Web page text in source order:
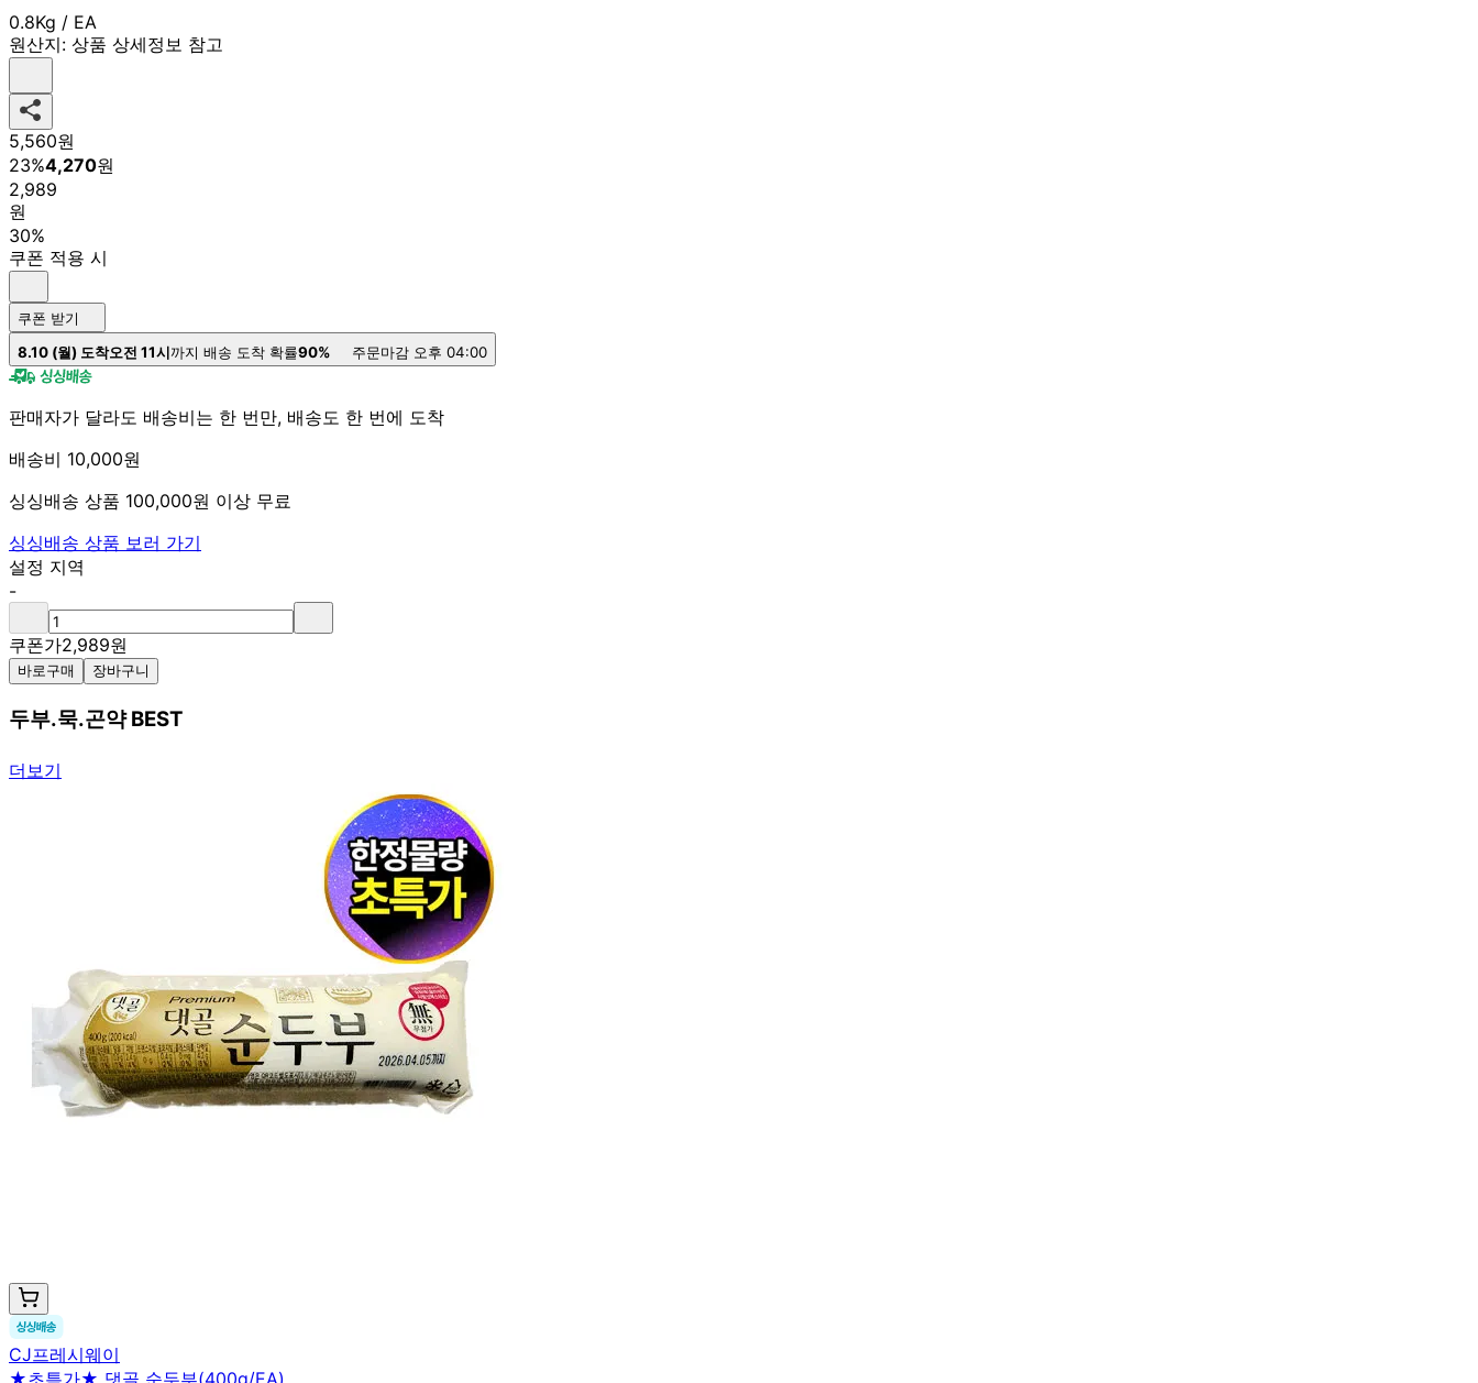
0.8Kg / EA
원산지: 상품 상세정보 참고
5,560원
23%4,270원
2,989
원
30%
쿠폰 적용 시
쿠폰 받기
8.10 (월) 도착오전 11시까지 배송 도착 확률90% 주문마감 오후 04:00
판매자가 달라도 배송비는 한 번만, 배송도 한 번에 도착
배송비 10,000원
싱싱배송 상품 100,000원 이상 무료
싱싱배송 상품 보러 가기
설정 지역
-
쿠폰가2,989원
바로구매 장바구니
두부.묵.곤약 BEST
더보기
CJ프레시웨이
★초특가★ 댓골 순두부(400g/EA)